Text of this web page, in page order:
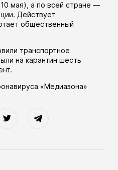
мая), а по всей стране —
Действует
общественный
транспортное
на карантин шесть
«Медиазона»